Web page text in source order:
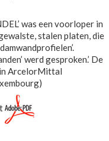
was een voorloper in
stalen platen, die
werd gesproken.’ De
ArcelorMittal